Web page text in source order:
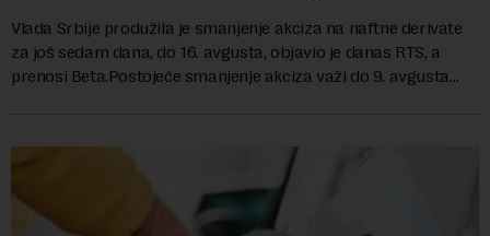
Vlada Srbije produžila je smanjenje akciza na naftne derivate
za još sedam dana, do 16. avgusta, objavio je danas RTS, a
prenosi Beta.Postojeće smanjenje akciza važi do 9. avgusta